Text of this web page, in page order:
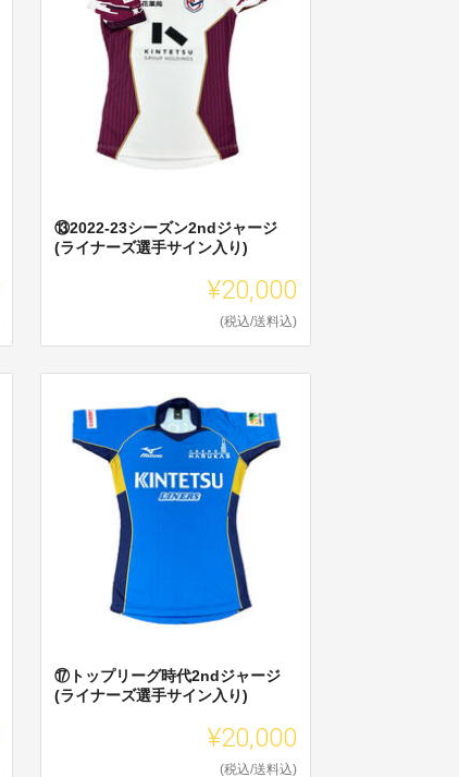
⑬2022-23シーズン2ndジャージ
(ライナーズ選手サイン入り)
¥20,000
(税込/送料込)
⑰トップリーグ時代2ndジャージ
(ライナーズ選手サイン入り)
¥20,000
(税込/送料込)